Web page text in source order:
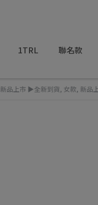
1TRL 聯名款
新品上市 ▶全新到貨, 女款, 新品